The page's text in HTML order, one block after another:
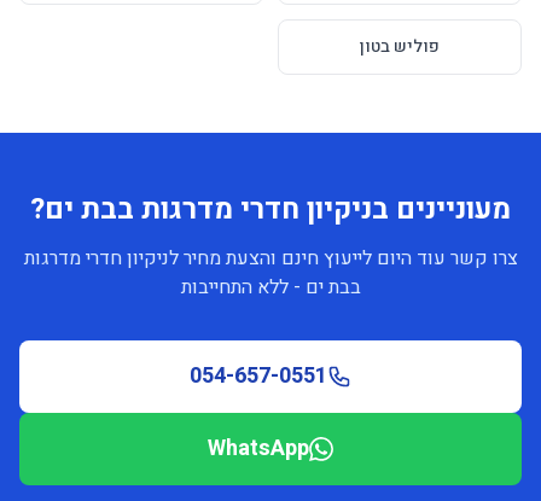
פוליש בטון
מעוניינים בניקיון חדרי מדרגות בבת ים?
צרו קשר עוד היום לייעוץ חינם והצעת מחיר לניקיון חדרי מדרגות
בבת ים - ללא התחייבות
054-657-0551
WhatsApp